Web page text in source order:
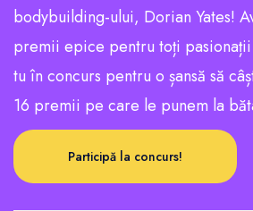
bodybuilding-ului, Dorian Yates!
premii epice pentru toți pasionații
tu în concurs pentru o șansă să
16 premii pe care le punem la
Participă la concurs!